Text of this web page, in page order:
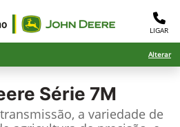
LIGAR
Alterar
Série 7M
a variedade de